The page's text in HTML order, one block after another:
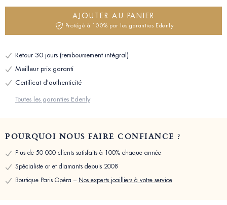
AJOUTER AU PANIER
Protégé à 100% par les garanties Edenly
Retour 30 jours (remboursement intégral)
Meilleur prix garanti
Certificat d'authenticité
Toutes les garanties Edenly
POURQUOI NOUS FAIRE CONFIANCE ?
Plus de 50 000 clients satisfaits à 100% chaque année
Spécialiste or et diamants depuis 2008
Boutique Paris Opéra – Nos experts joailliers à votre service